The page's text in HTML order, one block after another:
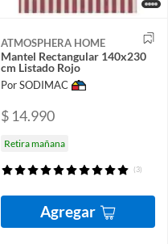
ATMOSPHERA HOME
Mantel Rectangular 140x230
cm Listado Rojo
Por SODIMAC
$ 14.990
Retira mañana
(3)
Agregar